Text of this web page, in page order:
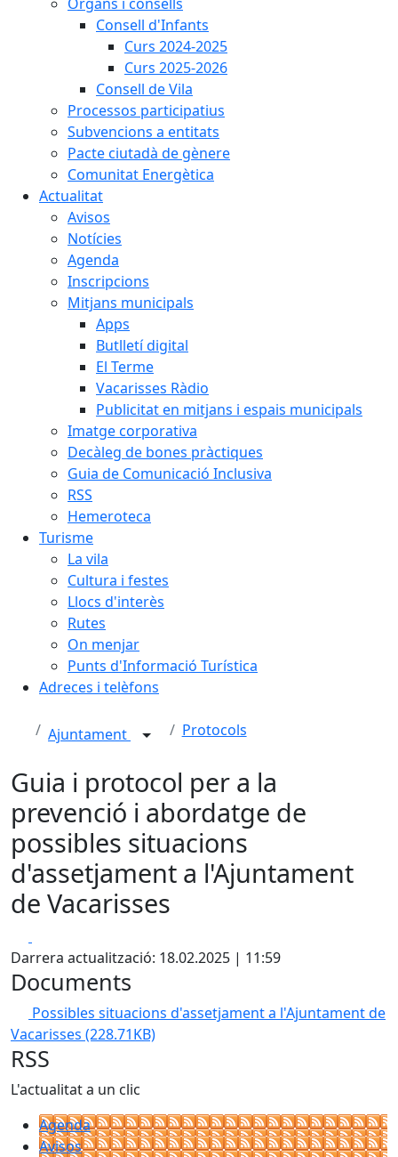
Consell d'Infants
Curs 2024-2025
Curs 2025-2026
Consell de Vila
Processos participatius
Subvencions a entitats
Pacte ciutadà de gènere
Comunitat Energètica
Actualitat
Avisos
Notícies
Agenda
Inscripcions
Mitjans municipals
Apps
Butlletí digital
El Terme
Vacarisses Ràdio
Publicitat en mitjans i espais municipals
Imatge corporativa
Decàleg de bones pràctiques
Guia de Comunicació Inclusiva
RSS
Hemeroteca
Turisme
La vila
Cultura i festes
Llocs d'interès
Rutes
On menjar
Punts d'Informació Turística
Adreces i telèfons
Ajuntament Protocols
Guia i protocol per a la
prevenció i abordatge de
possibles situacions
d'assetjament a l'Ajuntament
de Vacarisses
Darrera actualització: 18.02.2025 | 11:59
Documents
Possibles situacions d'assetjament a l'Ajuntament de
Vacarisses (228.71KB)
RSS
L'actualitat a un clic
Agenda
Avisos